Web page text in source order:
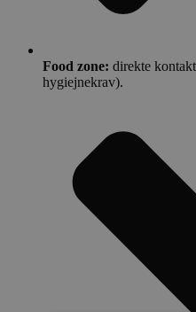
Food zone: direkte
hygiejnekrav).